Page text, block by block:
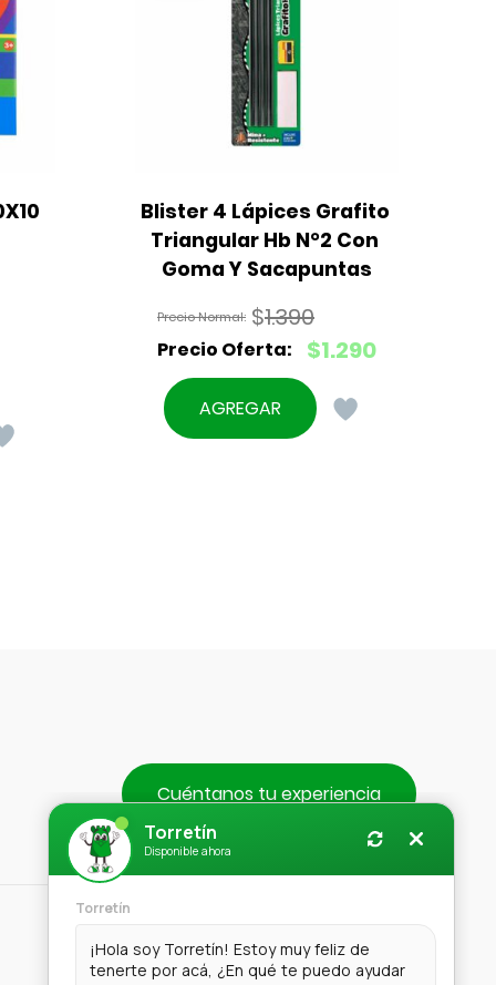
Blister 4 Lápices Grafito
Triangular Hb N°2 Con
Goma Y Sacapuntas
$1.390
El
precio
original
$1.290
El
precio
actual
AGREGAR
Cuéntanos tu experiencia